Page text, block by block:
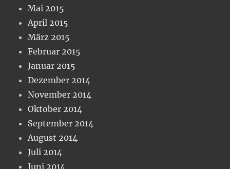
Mai 2015
April 2015
März 2015
Februar 2015
Januar 2015
Dezember 2014
November 2014
Oktober 2014
September 2014
August 2014
Juli 2014
Juni 2014